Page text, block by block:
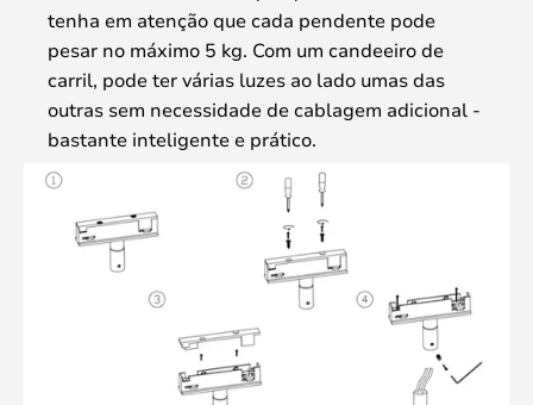
tenha em atenção que cada pendente pode
pesar no máximo 5 kg. Com um candeeiro de
carril, pode ter várias luzes ao lado umas das
outras sem necessidade de cablagem adicional -
bastante inteligente e prático.